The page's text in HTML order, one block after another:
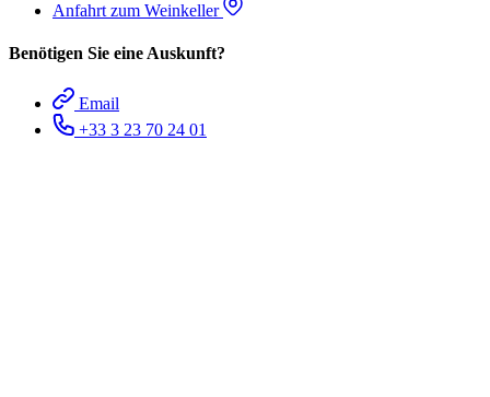
Anfahrt zum Weinkeller
Benötigen Sie eine Auskunft?
Email
+33 3 23 70 24 01